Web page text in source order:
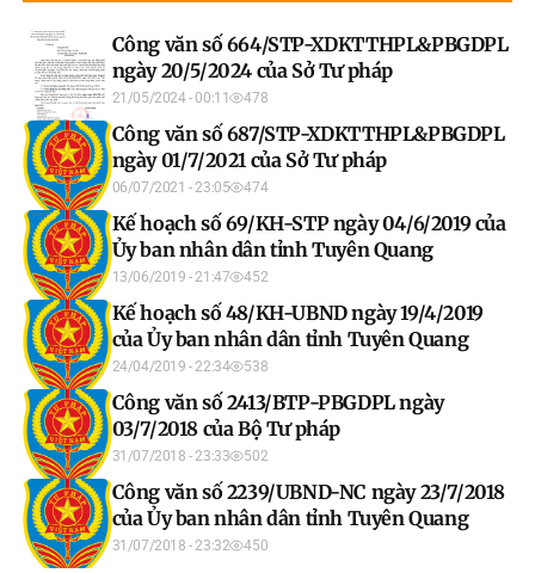
Công văn số 664/STP-XDKTTHPL&PBGDPL
ngày 20/5/2024 của Sở Tư pháp
21/05/2024 - 00:11 478
Công văn số 687/STP-XDKTTHPL&PBGDPL
ngày 01/7/2021 của Sở Tư pháp
06/07/2021 - 23:05 474
Kế hoạch số 69/KH-STP ngày 04/6/2019 của
Ủy ban nhân dân tỉnh Tuyên Quang
13/06/2019 - 21:47 452
Kế hoạch số 48/KH-UBND ngày 19/4/2019
của Ủy ban nhân dân tỉnh Tuyên Quang
24/04/2019 - 22:34 538
Công văn số 2413/BTP-PBGDPL ngày
03/7/2018 của Bộ Tư pháp
31/07/2018 - 23:33 502
Công văn số 2239/UBND-NC ngày 23/7/2018
của Ủy ban nhân dân tỉnh Tuyên Quang
31/07/2018 - 23:32 450